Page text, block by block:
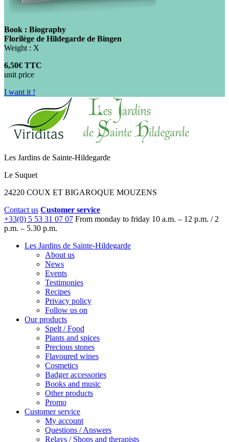
Book : Biography
Florilège de Hildegarde de Bingen
Weight : X
6,50€ TTC
unit price
I want it !
Les Jardins de Sainte-Hildegarde
Le Suquet
24220 COUX ET BIGAROQUE MOUZENS
Contact us Customer service
+33(0) 5 53 31 07 07 From monday to friday 10 a.m. – 12 p.m. / 2
p.m. – 5.30 p.m.
Les Jardins de Sainte-Hildegarde
About us
News
Events
Testimonies
Recipes
Privacy policy
Follow us on
Our products
Spelt / Food
Plants and spices
Precious stones
Flavoured wines
Cosmetics
Badger accessories
Books and music
Other products
Promo
Customer service
My account
Questions / Answers
Relays / Shops and therapists